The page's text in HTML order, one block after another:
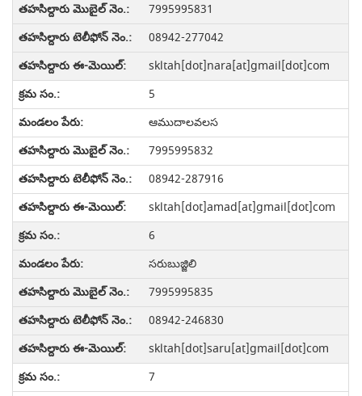
7995995831
08942-277042
skltah[dot]nara[at]gmail[dot]com
5
ఆముదాలవలస
7995995832
08942-287916
skltah[dot]amad[at]gmail[dot]com
6
సరుబుజ్జిలి
7995995835
08942-246830
skltah[dot]saru[at]gmail[dot]com
7